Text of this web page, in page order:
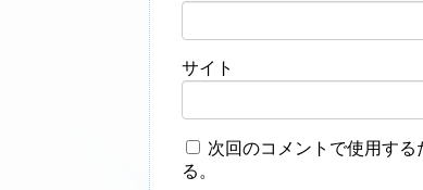
サイト
次回のコメントで使用す
る。